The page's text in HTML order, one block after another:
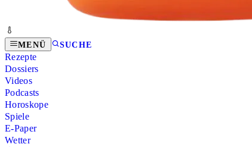
MENÜ SUCHE
Rezepte
Dossiers
Videos
Podcasts
Horoskope
Spiele
E-Paper
Wetter